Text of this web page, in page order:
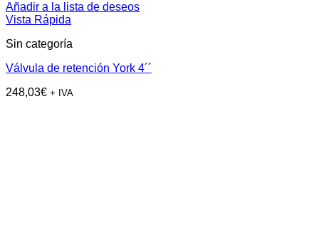
Añadir a la lista de deseos
Vista Rápida
Sin categoría
Válvula de retención York 4´´
248,03€ + IVA